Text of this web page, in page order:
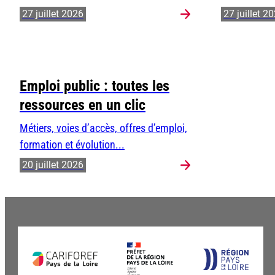
27 juillet 2026 27 juillet
Emploi public : toutes les
ressources en un clic
Métiers, voies d’accès, offres d’emploi,
formation et évolution...
20 juillet 2026